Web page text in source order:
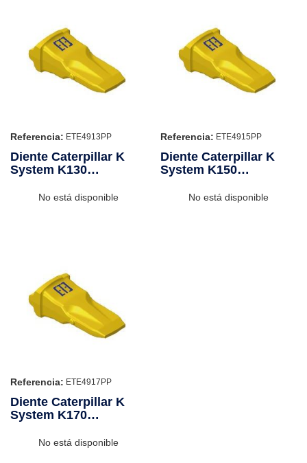
Referencia: ETE4913PP
Diente Caterpillar K
System K130
No está disponible
Referencia: ETE4915PP
Diente Caterpillar K
System K150
No está disponible
Referencia: ETE4917PP
Diente Caterpillar K
System K170
No está disponible